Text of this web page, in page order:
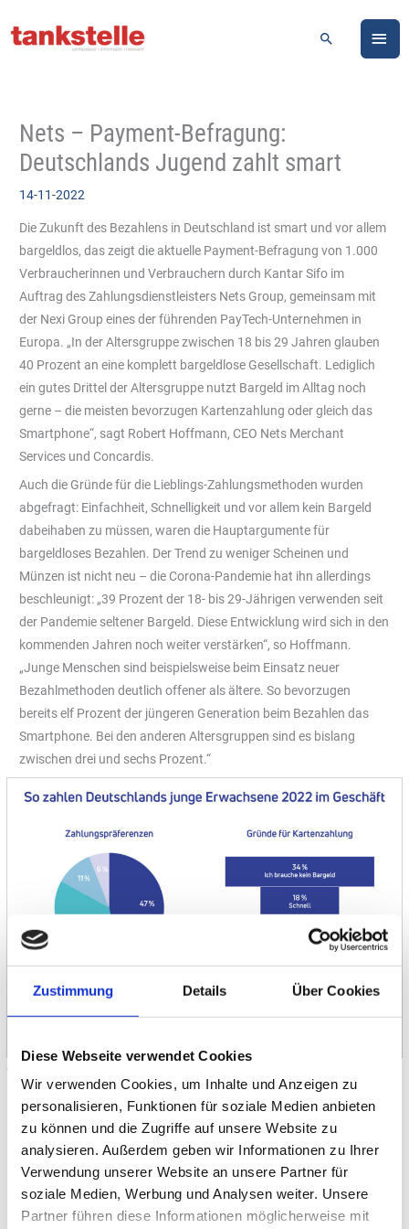
Zustimmung Details Über Cookies
Diese Webseite verwendet Cookies
Wir verwenden Cookies, um Inhalte und Anzeigen zu
personalisieren, Funktionen für soziale Medien anbieten
zu können und die Zugriffe auf unsere Website zu
analysieren. Außerdem geben wir Informationen zu Ihrer
Verwendung unserer Website an unsere Partner für
soziale Medien, Werbung und Analysen weiter. Unsere
Partner führen diese Informationen möglicherweise mit
Inhalt
Suchen
Nets – Payment-Befragung:
Deutschlands Jugend zahlt smart
14-11-2022
Die Zukunft des Bezahlens in Deutschland ist smart und vor allem
bargeldlos, das zeigt die aktuelle Payment-Befragung von 1.000
Verbraucherinnen und Verbrauchern durch Kantar Sifo im
Auftrag des Zahlungsdienstleisters Nets Group, gemeinsam mit
der Nexi Group eines der führenden PayTech-Unternehmen in
Europa. „In der Altersgruppe zwischen 18 bis 29 Jahren glauben
40 Prozent an eine komplett bargeldlose Gesellschaft. Lediglich
ein gutes Drittel der Altersgruppe nutzt Bargeld im Alltag noch
gerne – die meisten bevorzugen Kartenzahlung oder gleich das
Smartphone“, sagt Robert Hoffmann, CEO Nets Merchant
Services und Concardis.
Auch die Gründe für die Lieblings-Zahlungsmethoden wurden
abgefragt: Einfachheit, Schnelligkeit und vor allem kein Bargeld
dabeihaben zu müssen, waren die Hauptargumente für
bargeldloses Bezahlen. Der Trend zu weniger Scheinen und
Münzen ist nicht neu – die Corona-Pandemie hat ihn allerdings
beschleunigt: „39 Prozent der 18- bis 29-Jährigen verwenden seit
der Pandemie seltener Bargeld. Diese Entwicklung wird sich in den
kommenden Jahren noch weiter verstärken“, so Hoffmann.
„Junge Menschen sind beispielsweise beim Einsatz neuer
Bezahlmethoden deutlich offener als ältere. So bevorzugen
bereits elf Prozent der jüngeren Generation beim Bezahlen das
Smartphone. Bei den anderen Altersgruppen sind es bislang
zwischen drei und sechs Prozent.“
Bevorzugte Zahlung nicht möglich: 27 Prozent verzichten auf
Kauf
Entsprechend beklagt die Altersgruppe auch, dass ihre
bevorzugte Bezahlweise im Geschäft nicht akzeptiert wird:
Hintergrund ist laut der Angaben, dass meist gar keine
bargeldlose Zahlung im Geschäft angeboten wurde – oder, wenn